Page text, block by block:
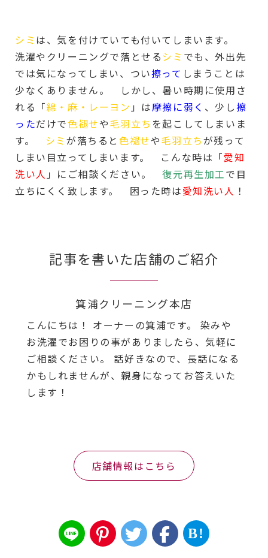
シミ は、気を付けていても付いてしまいます。
洗濯やクリーニングで落とせるシミ でも、外出先
では気になってしまい、つい擦って しまうことは
少なくありません。 しかし、暑い時期に使用さ
れる「綿・麻・レーヨン 」は摩擦に弱く 、少し擦
っただけで色褪せや毛羽立ち を起こしてしまいま
す。 シミが落ちると色褪せや毛羽立ちが残って
しまい目立ってしまいます。 こんな時は「愛知
洗い人 」にご相談ください。復元再生加工で目
立ちにくく致します。 困った時は愛知洗い人 ！
記事を書いた店舗のご紹介
箕浦クリーニング本店
こんにちは！ オーナーの箕浦です。 染みや
お洗濯でお困りの事がありましたら、気軽に
ご相談ください。 話好きなので、長話になる
かもしれませんが、親身になってお答えいた
します！
店舗情報はこちら
B!